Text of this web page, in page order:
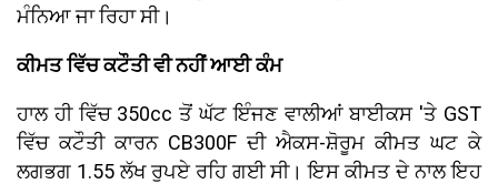
ਮੰਨਿਆ ਜਾ ਰਿਹਾ ਸੀ।
ਕੀਮਤ ਵਿੱਚ ਕਟੌਤੀ ਵੀ ਨਹੀਂ ਆਈ ਕੰਮ
ਹਾਲ ਹੀ ਵਿੱਚ 350cc ਤੋਂ ਘੱਟ ਇੰਜਣ ਵਾਲੀਆਂ ਬਾਈਕਸ 'ਤੇ GST
ਵਿੱਚ ਕਟੌਤੀ ਕਾਰਨ CB300F ਦੀ ਐਕਸ-ਸ਼ੋਰੂਮ ਕੀਮਤ ਘਟ ਕੇ
ਲਗਭਗ 1.55 ਲੱਖ ਰੁਪਏ ਰਹਿ ਗਈ ਸੀ। ਇਸ ਕੀਮਤ ਦੇ ਨਾਲ ਇਹ